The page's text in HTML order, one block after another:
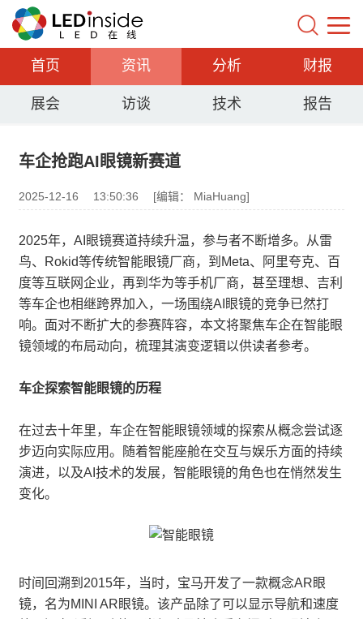
首页 资讯 分析 财报
展会 访谈 技术 报告
车企抢跑AI眼镜新赛道
2025-12-16 13:50:36 [编辑： MiaHuang]
2025年，AI眼镜赛道持续升温，参与者不断增多。从雷
鸟、Rokid等传统智能眼镜厂商，到Meta、阿里夸克、百
度等互联网企业，再到华为等手机厂商，甚至理想、吉利
等车企也相继跨界加入，一场围绕AI眼镜的竞争已然打
响。面对不断扩大的参赛阵容，本文将聚焦车企在智能眼
镜领域的布局动向，梳理其演变逻辑以供读者参考。
车企探索智能眼镜的历程
在过去十年里，车企在智能眼镜领域的探索从概念尝试逐
步迈向实际应用。随着智能座舱在交互与娱乐方面的持续
演进，以及AI技术的发展，智能眼镜的角色也在悄然发生
变化。
时间回溯到2015年，当时，宝马开发了一款概念AR眼
镜，名为MINI AR眼镜。该产品除了可以显示导航和速度